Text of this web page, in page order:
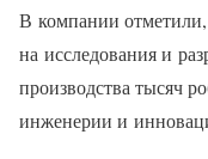
В компании отметили,
на исследования и
производства тысяч
инженерии и